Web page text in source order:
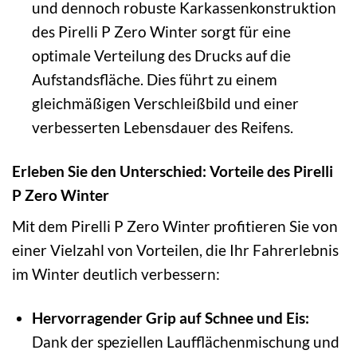
und dennoch robuste Karkassenkonstruktion
des Pirelli P Zero Winter sorgt für eine
optimale Verteilung des Drucks auf die
Aufstandsfläche. Dies führt zu einem
gleichmäßigen Verschleißbild und einer
verbesserten Lebensdauer des Reifens.
Erleben Sie den Unterschied: Vorteile des Pirelli
P Zero Winter
Mit dem Pirelli P Zero Winter profitieren Sie von
einer Vielzahl von Vorteilen, die Ihr Fahrerlebnis
im Winter deutlich verbessern:
Hervorragender Grip auf Schnee und Eis:
Dank der speziellen Laufflächenmischung und